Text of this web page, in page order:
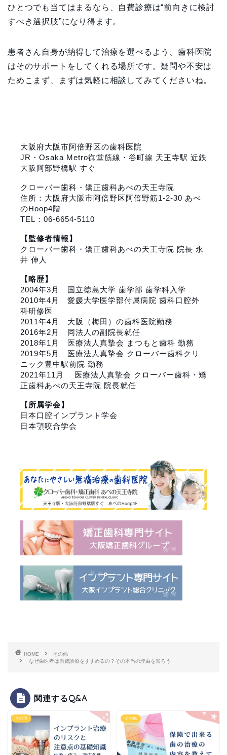
ひとつでも当てはまるなら、自費診療は“前向きに検討
すべき選択肢”になり得ます。
患者さん自身が納得して治療を選べるよう、歯科医院
はそのサポートをしてくれる場所です。疑問や不安は
ためこまず、まずは気軽に相談してみてくださいね。
大阪府大阪市阿倍野区の歯科医院
JR・Osaka Metro御堂筋線・谷町線 天王寺駅 近鉄
大阪阿部野橋駅 すぐ
クローバー歯科・矯正歯科あべの天王寺院
住所：大阪府大阪市阿倍野区阿倍野筋1-2-30 あべ
のHoop4階
TEL：06-6654-5110
【監修者情報】
クローバー歯科・矯正歯科あべの天王寺院 院長 永
井 伸人
【略歴】
2004年3月 国立徳島大学 歯学部 歯学科入学
2010年4月 愛媛大学医学部付属病院 歯科口腔外
科研修医
2011年4月 大阪（梅田）の歯科医院勤務
2016年2月 同法人の副院長就任
2018年1月 医療法人真摯会 まつもと歯科 勤務
2019年5月 医療法人真摯会 クローバー歯科クリ
ニック豊中駅前院 勤務
2021年11月 医療法人真摯会 クローバー歯科・矯
正歯科あべの天王寺院 院長就任
【所属学会】
日本口腔インプラント学会
日本顎咬合学会
HOME
その他
なぜ歯医者は自費診療をすすめるの？その本当の理由を知ろう
関連するQ&A
その他 その他